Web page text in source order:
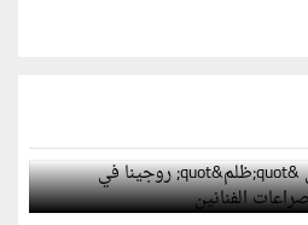
"ظلم" روجينا في "البرنس"